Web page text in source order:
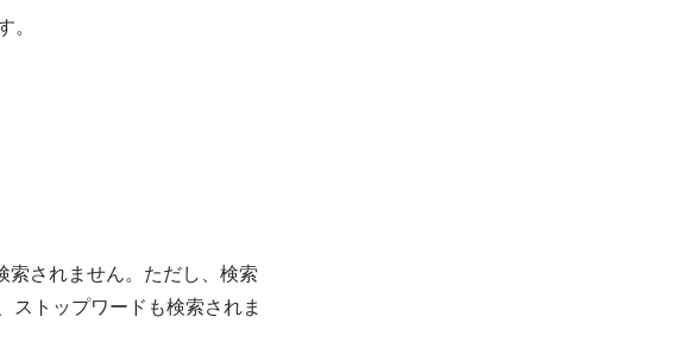
されません。ただし、検索
ストップワードも検索されま